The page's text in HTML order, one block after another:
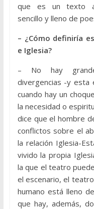
que es un texto
sencillo y lleno de
– ¿Cómo definiría
e Iglesia?
– No hay
divergencias -y esta
cuando hay un
la necesidad o
dice que el hombre
conflictos sobre el
la relación Iglesia-
vivido la propia
la que el teatro
el escenario, el
humano está lleno
que hay, además,